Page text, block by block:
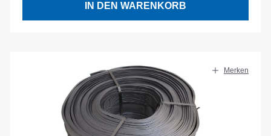
IN DEN WARENKORB
Merken